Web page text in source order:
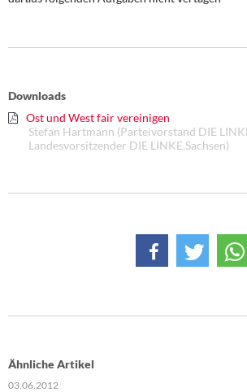
Rosa-Luxemburg-Stiftung
Kontakt
Downloads
Ost und West fair vereinigen
Stefan Hartmann (Parteivorstand DIE
Landesvorsitzender DIE LINKE.Sachsen)
Ähnliche Artikel
03.06.2012